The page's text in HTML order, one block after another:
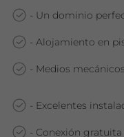
- Un dominio
- Alojamiento en
- Medios
- Excelentes
- Conexión gratuita